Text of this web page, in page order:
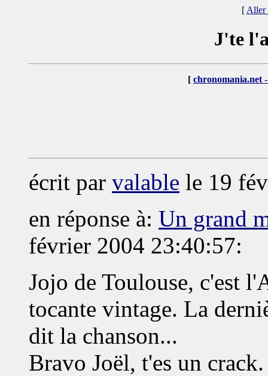
[ Aller
J'te
[ chronomania.net
écrit par valable le 19
en réponse à: Un grand
février 2004 23:40:57:
Jojo de Toulouse, c'est
tocante vintage. La
dit la chanson...
Bravo Joël, t'es un crack.